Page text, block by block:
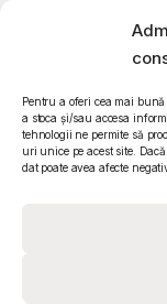
Pentru a oferi cea mai
a stoca și/sau accesa
tehnologii ne permite să
uri unice pe acest site.
dat poate avea afecte
CIF: